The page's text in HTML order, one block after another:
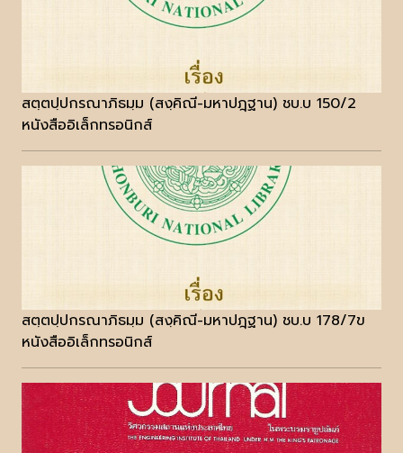
สตฺตปฺปกรณาภิธมฺม (สงฺคิณี-มหาปฎฺฐาน) ชบ.บ 150/2
หนังสืออิเล็กทรอนิกส์
สตฺตปฺปกรณาภิธมฺม (สงฺคิณี-มหาปฎฺฐาน) ชบ.บ 178/7ข
หนังสืออิเล็กทรอนิกส์